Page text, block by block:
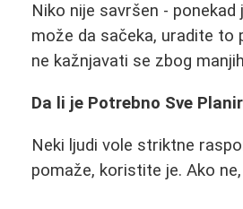
Niko nije savršen -
može da sačeka, uradite to
ne kažnjavati se zbog
Da li je Potrebno Sve
Neki ljudi vole striktne
pomaže, koristite je. Ako